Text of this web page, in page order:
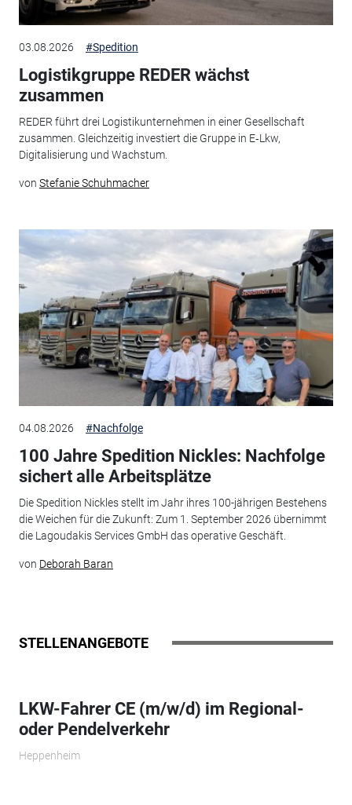
03.08.2026 #Spedition
Logistikgruppe REDER wächst
zusammen
REDER führt drei Logistikunternehmen in einer Gesellschaft
zusammen. Gleichzeitig investiert die Gruppe in E‑Lkw,
Digitalisierung und Wachstum.
von Stefanie Schuhmacher
04.08.2026 #Nachfolge
100 Jahre Spedition Nickles: Nachfolge
sichert alle Arbeitsplätze
Die Spedition Nickles stellt im Jahr ihres 100-jährigen Bestehens
die Weichen für die Zukunft: Zum 1. September 2026 übernimmt
die Lagoudakis Services GmbH das operative Geschäft.
von Deborah Baran
STELLENANGEBOTE
LKW-Fahrer CE (m/w/d) im Regional-
oder Pendelverkehr
Heppenheim